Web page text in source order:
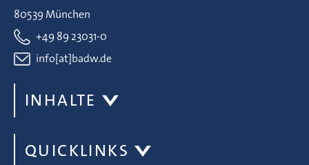
80539 München
+49 89 23031-0
info[at]badw.de
INHALTE
QUICKLINKS